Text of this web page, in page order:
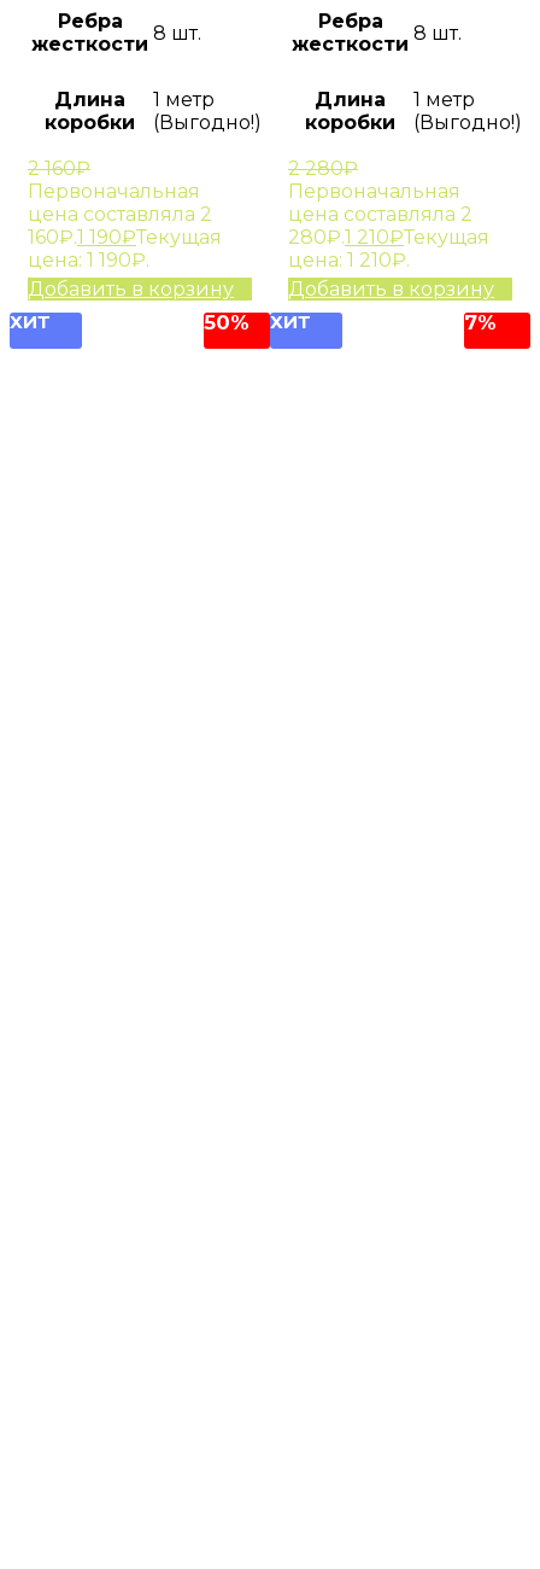
Ребра
жесткости 8 шт.
Длина
коробки
1 метр
(Выгодно!)
2 160₽
Первоначальная
цена составляла 2
160₽.1 190₽Текущая
цена: 1 190₽.
Добавить в корзину
Ребра
жесткости 8 шт.
Длина
коробки
1 метр
(Выгодно!)
2 280₽
Первоначальная
цена составляла 2
280₽.1 210₽Текущая
цена: 1 210₽.
Добавить в корзину
ХИТ
50% ХИТ 7%